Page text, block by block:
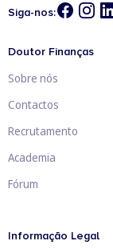
Siga-nos:
Doutor Finanças
Sobre nós
Contactos
Recrutamento
Academia
Fórum
Informação Legal